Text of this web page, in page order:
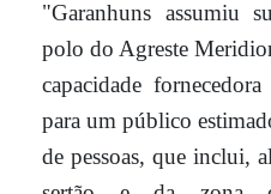
"Garanhuns assumiu
polo do Agreste
capacidade
para um público
de pessoas, que inclui,